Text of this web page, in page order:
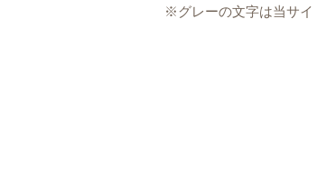
※グレーの文字は当サイ